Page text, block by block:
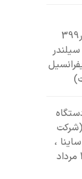
یکدستگاه تراکتور399
فرگوسن 6 سیلندر
دیفرانسیل
تعداد 5 دستگاه
(شرکت
،
وانت پیکان تا 18 مرداد